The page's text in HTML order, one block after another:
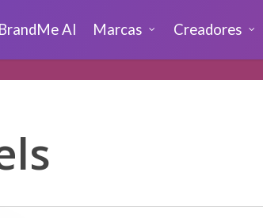
BrandMe AI Marcas Creadores